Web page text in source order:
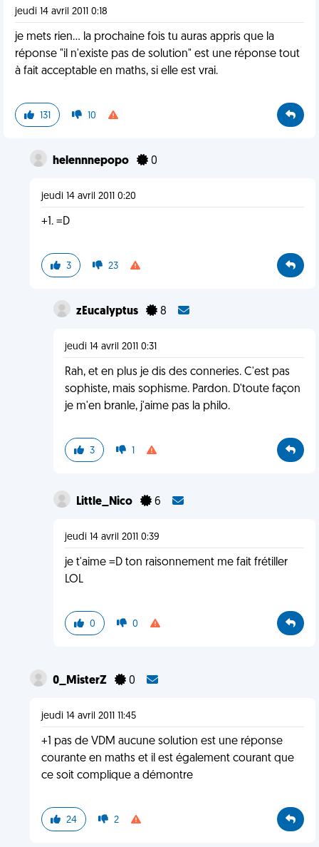
jeudi 14 avril 2011 0:18
je mets rien... la prochaine fois tu auras appris que la
réponse "il n'existe pas de solution" est une réponse tout
à fait acceptable en maths, si elle est vrai.
131 10
helennnepopo 0
jeudi 14 avril 2011 0:20
+1. =D
3 23
zEucalyptus 8
jeudi 14 avril 2011 0:31
Rah, et en plus je dis des conneries. C'est pas
sophiste, mais sophisme. Pardon. D'toute façon
je m'en branle, j'aime pas la philo.
3 1
Little_Nico 6
jeudi 14 avril 2011 0:39
je t'aime =D ton raisonnement me fait frétiller
LOL
0 0
0_MisterZ 0
jeudi 14 avril 2011 11:45
+1 pas de VDM aucune solution est une réponse
courante en maths et il est également courant que
ce soit complique a démontre
24 2